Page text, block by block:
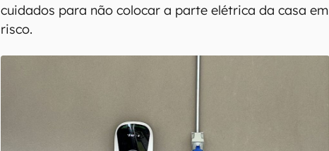
cuidados para não colocar a parte elétrica da casa em
risco.